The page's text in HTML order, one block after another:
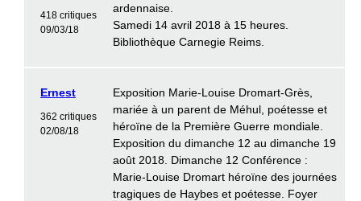
418 critiques
09/03/18
ardennaise.
Samedi 14 avril 2018 à 15 heures.
Bibliothèque Carnegie Reims.
Ernest
362 critiques
02/08/18
Exposition Marie-Louise Dromart-Grès,
mariée à un parent de Méhul, poétesse et
héroïne de la Première Guerre mondiale.
Exposition du dimanche 12 au dimanche 19
août 2018. Dimanche 12 Conférence :
Marie-Louise Dromart héroïne des journées
tragiques de Haybes et poétesse. Foyer